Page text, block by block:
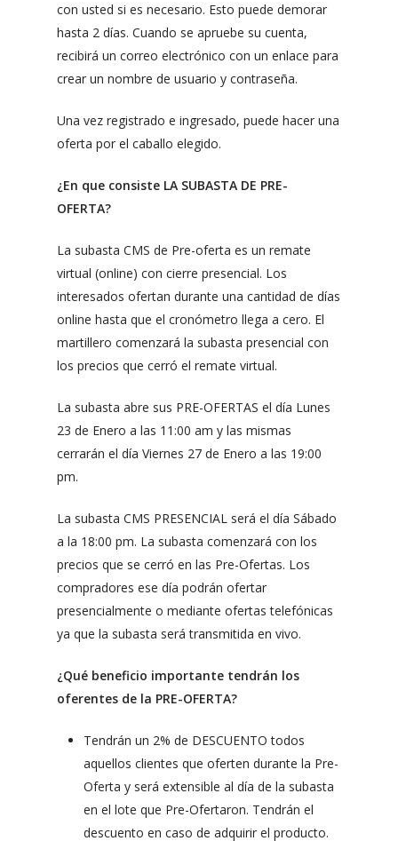
con usted si es necesario. Esto puede demorar
hasta 2 días. Cuando se apruebe su cuenta,
recibirá un correo electrónico con un enlace para
crear un nombre de usuario y contraseña.
Una vez registrado e ingresado, puede hacer una
oferta por el caballo elegido.
¿En que consiste LA SUBASTA DE PRE-
OFERTA?
La subasta CMS de Pre-oferta es un remate
virtual (online) con cierre presencial. Los
interesados ofertan durante una cantidad de días
online hasta que el cronómetro llega a cero. El
martillero comenzará la subasta presencial con
los precios que cerró el remate virtual.
La subasta abre sus PRE-OFERTAS el día Lunes
23 de Enero a las 11:00 am y las mismas
cerrarán el día Viernes 27 de Enero a las 19:00
pm.
La subasta CMS PRESENCIAL será el día Sábado
a la 18:00 pm. La subasta comenzará con los
precios que se cerró en las Pre-Ofertas. Los
compradores ese día podrán ofertar
presencialmente o mediante ofertas telefónicas
ya que la subasta será transmitida en vivo.
¿Qué beneficio importante tendrán los
oferentes de la PRE-OFERTA?
Tendrán un 2% de DESCUENTO todos
aquellos clientes que oferten durante la Pre-
Oferta y será extensible al día de la subasta
en el lote que Pre-Ofertaron. Tendrán el
descuento en caso de adquirir el producto.